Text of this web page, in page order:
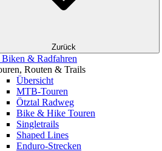
Zurück
& Radfahren
Routen & Trails
Übersicht
MTB-Touren
Ötztal Radweg
Bike & Hike Touren
Singletrails
Shaped Lines
Enduro-Strecken